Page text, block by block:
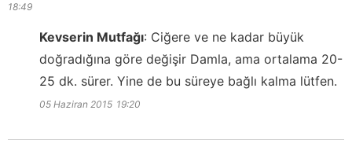
18:49
Kevserin Mutfağı: Ciğere ve ne kadar büyük
doğradığına göre değişir Damla, ama ortalama 20-
25 dk. sürer. Yine de bu süreye bağlı kalma lütfen.
05 Haziran 2015 19:20